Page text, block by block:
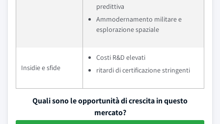
predittiva
Ammodernamento militare e
esplorazione spaziale
Insidie e sfide
Costi R&D elevati
ritardi di certificazione stringenti
Quali sono le opportunità di crescita in questo
mercato?